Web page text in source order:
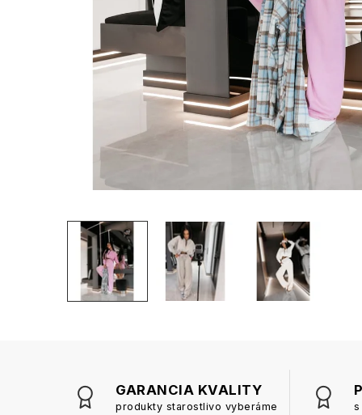
GARANCIA KVALITY
produkty starostlivo vyberáme s